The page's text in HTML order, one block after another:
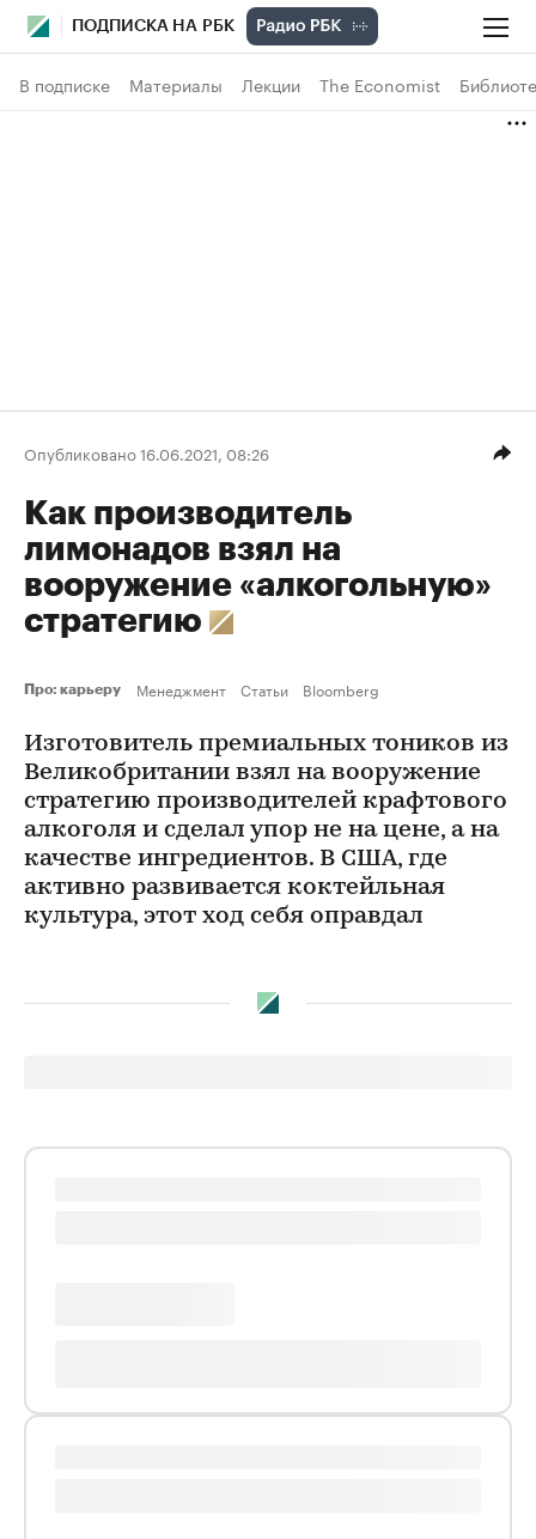
ПОДПИСКА НА РБК
В подписке Материалы Лекции The Economist
Опубликовано 16.06.2021, 08:26
Как производитель
лимонадов взял на
вооружение «алкогольную»
стратегию
Про: карьеру Менеджмент Статьи Bloomberg
Изготовитель премиальных тоников из
Великобритании взял на вооружение
стратегию производителей крафтового
алкоголя и сделал упор не на цене, а на
качестве ингредиентов. В США, где
активно развивается коктейльная
культура, этот ход себя оправдал